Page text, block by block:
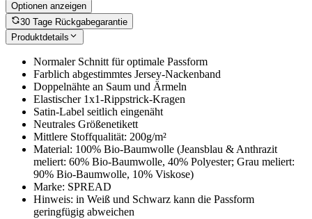
Optionen anzeigen
30 Tage Rückgabegarantie
Produktdetails
Normaler Schnitt für optimale Passform
Farblich abgestimmtes Jersey-Nackenband
Doppelnähte an Saum und Ärmeln
Elastischer 1x1-Rippstrick-Kragen
Satin-Label seitlich eingenäht
Neutrales Größenetikett
Mittlere Stoffqualität: 200g/m²
Material: 100% Bio-Baumwolle (Jeansblau & Anthrazit
meliert: 60% Bio-Baumwolle, 40% Polyester; Grau meliert:
90% Bio-Baumwolle, 10% Viskose)
Marke: SPREAD
Hinweis: in Weiß und Schwarz kann die Passform
geringfügig abweichen